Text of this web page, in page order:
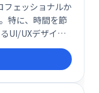
フェッショナルか
特に、時間を節
UI/UXデザイナ
者に向いていま